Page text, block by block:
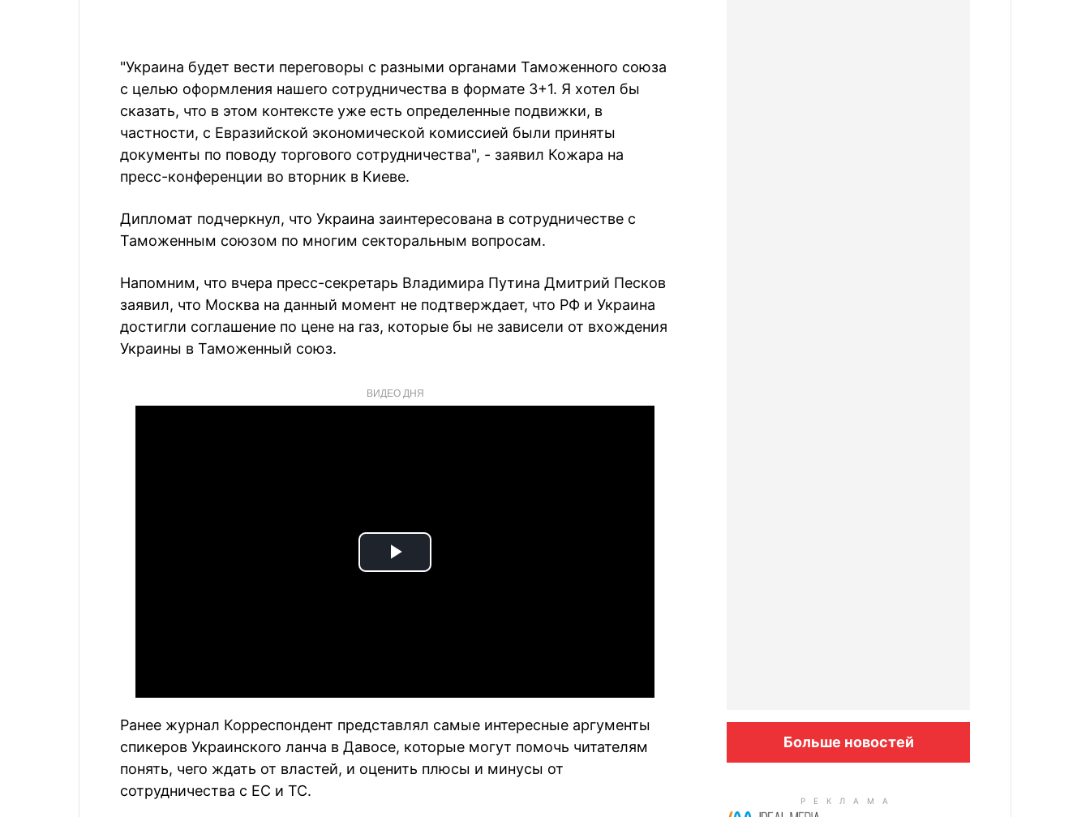
"Украина будет вести переговоры с разными органами Таможенного союза
с целью оформления нашего сотрудничества в формате 3+1. Я хотел бы
сказать, что в этом контексте уже есть определенные подвижки, в
частности, с Евразийской экономической комиссией были приняты
документы по поводу торгового сотрудничества", - заявил Кожара на
пресс-конференции во вторник в Киеве.
Дипломат подчеркнул, что Украина заинтересована в сотрудничестве с
Таможенным союзом по многим секторальным вопросам.
Напомним, что вчера пресс-секретарь Владимира Путина Дмитрий Песков
заявил, что Москва на данный момент не подтверждает, что РФ и Украина
достигли соглашение по цене на газ, которые бы не зависели от вхождения
Украины в Таможенный союз.
ВИДЕО ДНЯ
Play
Ранее журнал Корреспондент представлял самые интересные аргументы
спикеров Украинского ланча в Давосе, которые могут помочь читателям
понять, чего ждать от властей, и оценить плюсы и минусы от
сотрудничества с ЕС и ТС.
Больше новостей